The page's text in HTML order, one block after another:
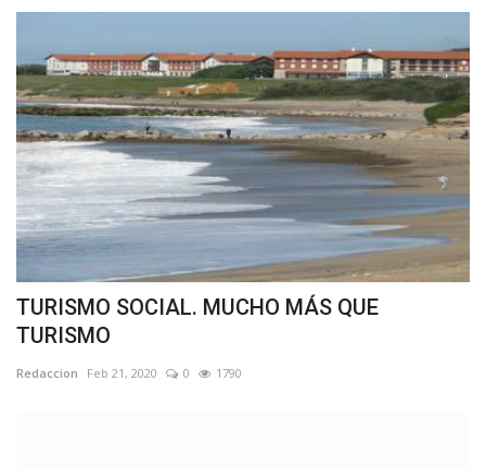
TURISMO SOCIAL. MUCHO MÁS QUE
TURISMO
Redaccion Feb 21, 2020 0 1790